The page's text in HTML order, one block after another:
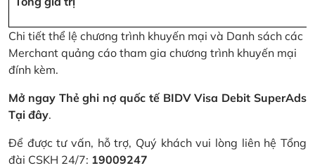
Chi tiết thể lệ chương trình khuyến mại và Danh sách các
Merchant quảng cáo tham gia chương trình khuyến mại
đính kèm.
Mở ngay Thẻ ghi nợ quốc tế BIDV Visa Debit SuperAds
Tại đây.
Để được tư vấn, hỗ trợ, Quý khách vui lòng liên hệ Tổng
đài CSKH 24/7: 19009247